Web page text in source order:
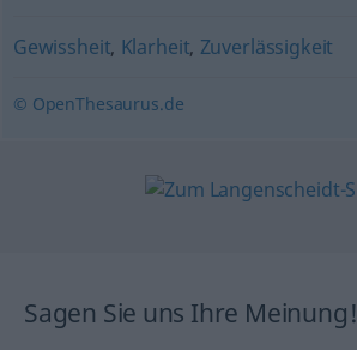
Gewissheit, Klarheit, Zuverlässigkeit
© OpenThesaurus.de
Sagen Sie uns Ihre Meinung!